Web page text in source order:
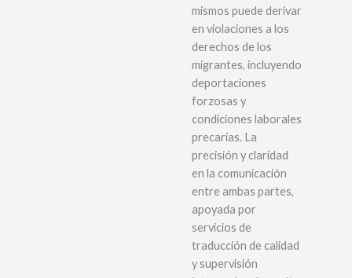
mismos puede derivar
en violaciones a los
derechos de los
migrantes, incluyendo
deportaciones
forzosas y
condiciones laborales
precarias. La
precisión y claridad
en la comunicación
entre ambas partes,
apoyada por
servicios de
traducción de calidad
y supervisión